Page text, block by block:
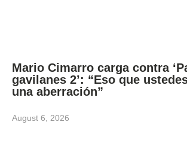
Mario Cimarro carga contra
gavilanes 2’: “Eso que
una aberración”
August 6, 2026